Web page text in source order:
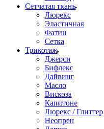
Сетчатая ткань
Люрекс
Эластичная
Фатин
Сетка
Трикотаж
Джерси
Бифлекс
Дайвинг
Масло
Вискоза
Капитоне
Люрекс / Глиттер
Неопрен